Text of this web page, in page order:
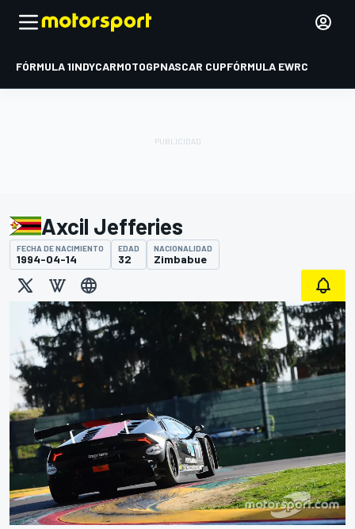
FÓRMULA 1INDYCARMOTOGPNASCAR CUPFÓRMULA EWRC
Axcil Jefferies
FECHA DE NACIMIENTO
1994-04-14
EDAD
32
NACIONALIDAD
Zimbabue